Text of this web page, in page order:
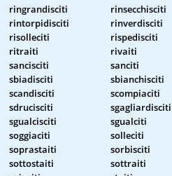
ringrandisciti
rinsecchisciti
rintorpidisciti
rinverdisciti
risolleciti
rispedisciti
ritraiti
rivaiti
sancisciti
sanciti
sbiadisciti
sbianchisciti
scandisciti
scompiaciti
sdrucisciti
sgagliardisciti
sgualcisciti
sgualciti
soggiaciti
solleciti
soprastaiti
sorbisciti
sottostaiti
sottraiti